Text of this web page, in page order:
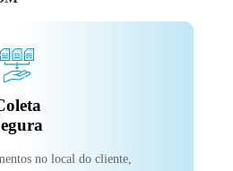
no local do cliente,